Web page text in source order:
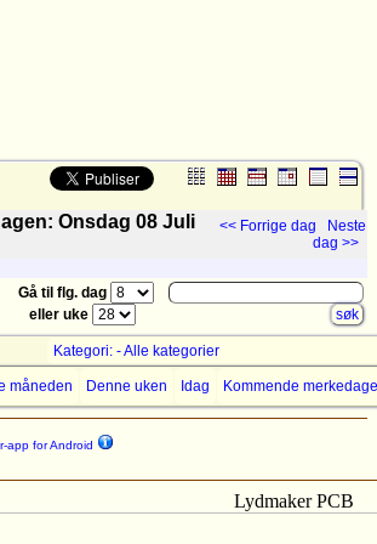
Onsdag 08 Juli
<< Forrige dag
Neste
dag >>
Gå til flg. dag
eller uke
Kategori: - Alle kategorier
måneden Denne uken Idag Kommende
app for Android
Lydmaker PCB